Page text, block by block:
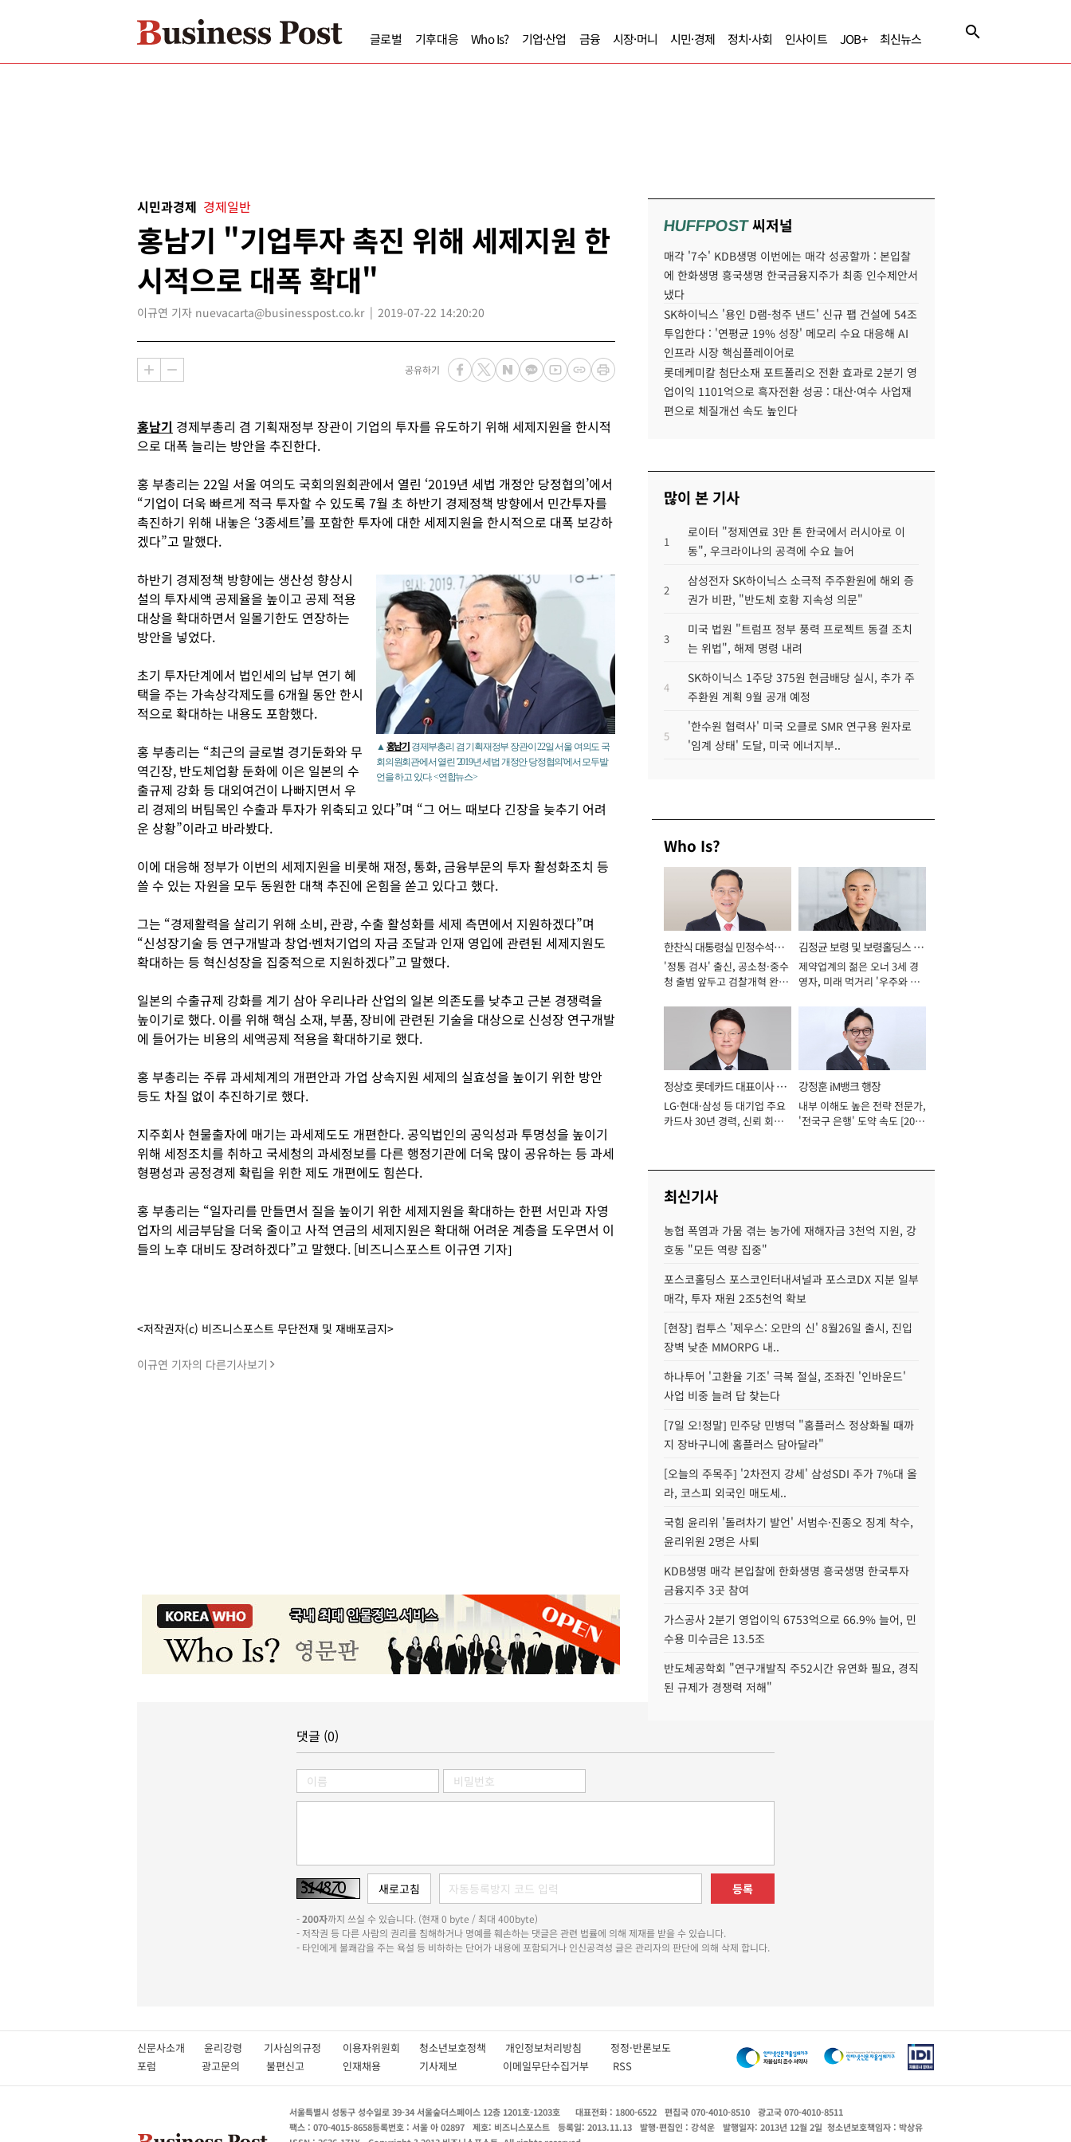
글로벌 기후대응 Who Is? 기업·산업 금융 시장·머니 시민·경제 정치·사회 인사이트 JOB+ 최신뉴스
시민과경제 경제일반
홍남기 "기업투자 촉진 위해 세제지원 한
시적으로 대폭 확대"
이규연 기자 nuevacarta@businesspost.co.kr 2019-07-22 14:20:20
공유하기
홍남기 경제부총리 겸 기획재정부 장관이 기업의 투자를 유도하기 위해 세제지원을 한시적
으로 대폭 늘리는 방안을 추진한다.
홍 부총리는 22일 서울 여의도 국회의원회관에서 열린 ‘2019년 세법 개정안 당정협의’에서
“기업이 더욱 빠르게 적극 투자할 수 있도록 7월 초 하반기 경제정책 방향에서 민간투자를
촉진하기 위해 내놓은 ‘3종세트’를 포함한 투자에 대한 세제지원을 한시적으로 대폭 보강하
겠다”고 말했다.
▲ 홍남기 경제부총리 겸 기획재정부 장관이 22일 서울 여의도 국
회의원회관에서 열린 '2019년 세법 개정안 당정협의'에서 모두발
언을 하고 있다. <연합뉴스>
하반기 경제정책 방향에는 생산성 향상시
설의 투자세액 공제율을 높이고 공제 적용
대상을 확대하면서 일몰기한도 연장하는
방안을 넣었다.
초기 투자단계에서 법인세의 납부 연기 혜
택을 주는 가속상각제도를 6개월 동안 한시
적으로 확대하는 내용도 포함했다.
홍 부총리는 “최근의 글로벌 경기둔화와 무
역긴장, 반도체업황 둔화에 이은 일본의 수
출규제 강화 등 대외여건이 나빠지면서 우
리 경제의 버팀목인 수출과 투자가 위축되고 있다”며 “그 어느 때보다 긴장을 늦추기 어려
운 상황”이라고 바라봤다.
이에 대응해 정부가 이번의 세제지원을 비롯해 재정, 통화, 금융부문의 투자 활성화조치 등
쓸 수 있는 자원을 모두 동원한 대책 추진에 온힘을 쏟고 있다고 했다.
그는 “경제활력을 살리기 위해 소비, 관광, 수출 활성화를 세제 측면에서 지원하겠다”며
“신성장기술 등 연구개발과 창업·벤처기업의 자금 조달과 인재 영입에 관련된 세제지원도
확대하는 등 혁신성장을 집중적으로 지원하겠다”고 말했다.
일본의 수출규제 강화를 계기 삼아 우리나라 산업의 일본 의존도를 낮추고 근본 경쟁력을
높이기로 했다. 이를 위해 핵심 소재, 부품, 장비에 관련된 기술을 대상으로 신성장 연구개발
에 들어가는 비용의 세액공제 적용을 확대하기로 했다.
홍 부총리는 주류 과세체계의 개편안과 가업 상속지원 세제의 실효성을 높이기 위한 방안
등도 차질 없이 추진하기로 했다.
지주회사 현물출자에 매기는 과세제도도 개편한다. 공익법인의 공익성과 투명성을 높이기
위해 세정조치를 취하고 국세청의 과세정보를 다른 행정기관에 더욱 많이 공유하는 등 과세
형평성과 공정경제 확립을 위한 제도 개편에도 힘쓴다.
홍 부총리는 “일자리를 만들면서 질을 높이기 위한 세제지원을 확대하는 한편 서민과 자영
업자의 세금부담을 더욱 줄이고 사적 연금의 세제지원은 확대해 어려운 계층을 도우면서 이
들의 노후 대비도 장려하겠다”고 말했다. [비즈니스포스트 이규연 기자]
<저작권자(c) 비즈니스포스트 무단전재 및 재배포금지>
이규연 기자의 다른기사보기
HUFFPOST씨저널
매각 '7수' KDB생명 이번에는 매각 성공할까 : 본입찰
에 한화생명 흥국생명 한국금융지주가 최종 인수제안서
냈다
SK하이닉스 '용인 D램-청주 낸드' 신규 팹 건설에 54조
투입한다 : '연평균 19% 성장' 메모리 수요 대응해 AI
인프라 시장 핵심플레이어로
롯데케미칼 첨단소재 포트폴리오 전환 효과로 2분기 영
업이익 1101억으로 흑자전환 성공 : 대산·여수 사업재
편으로 체질개선 속도 높인다
많이 본 기사
1
로이터 "정제연료 3만 톤 한국에서 러시아로 이
동", 우크라이나의 공격에 수요 늘어
2
삼성전자 SK하이닉스 소극적 주주환원에 해외 증
권가 비판, "반도체 호황 지속성 의문"
3
미국 법원 "트럼프 정부 풍력 프로젝트 동결 조치
는 위법", 해제 명령 내려
4
SK하이닉스 1주당 375원 현금배당 실시, 추가 주
주환원 계획 9월 공개 예정
5
'한수원 협력사' 미국 오클로 SMR 연구용 원자로
'임계 상태' 도달, 미국 에너지부..
Who Is?
한찬식 대통령실 민정수석비
서관
'정통 검사' 출신, 공소청·중수
청 출범 앞두고 검찰개혁 완수
김정균 보령 및 보령홀딩스 대
표이사 사장
제약업계의 젊은 오너 3세 경
영자, 미래 먹거리 '우주와 헬
정상호 롯데카드 대표이사 사
장
LG·현대·삼성 등 대기업 주요
카드사 30년 경력, 신뢰 회복
강정훈 iM뱅크 행장
내부 이해도 높은 전략 전문가,
'전국구 은행' 도약 속도 [2026
최신기사
농협 폭염과 가뭄 겪는 농가에 재해자금 3천억 지원, 강
호동 "모든 역량 집중"
포스코홀딩스 포스코인터내셔널과 포스코DX 지분 일부
매각, 투자 재원 2조5천억 확보
[현장] 컴투스 '제우스: 오만의 신' 8월26일 출시, 진입
장벽 낮춘 MMORPG 내..
하나투어 '고환율 기조' 극복 절실, 조좌진 '인바운드'
사업 비중 늘려 답 찾는다
[7일 오!정말] 민주당 민병덕 "홈플러스 정상화될 때까
지 장바구니에 홈플러스 담아달라"
[오늘의 주목주] '2차전지 강세' 삼성SDI 주가 7%대 올
라, 코스피 외국인 매도세..
국힘 윤리위 '돌려차기 발언' 서범수·진종오 징계 착수,
윤리위원 2명은 사퇴
KDB생명 매각 본입찰에 한화생명 흥국생명 한국투자
금융지주 3곳 참여
가스공사 2분기 영업이익 6753억으로 66.9% 늘어, 민
수용 미수금은 13.5조
반도체공학회 "연구개발직 주52시간 유연화 필요, 경직
된 규제가 경쟁력 저해"
댓글 (0)
등록
-200자까지 쓰실 수 있습니다. (현재 0 byte / 최대 400byte)
- 저작권 등 다른 사람의 권리를 침해하거나 명예를 훼손하는 댓글은 관련 법률에 의해 제재를 받을 수 있습니다.
- 타인에게 불쾌감을 주는 욕설 등 비하하는 단어가 내용에 포함되거나 인신공격성 글은 관리자의 판단에 의해 삭제 합니다.
신문사소개 윤리강령 기사심의규정 이용자위원회 청소년보호정책 개인정보처리방침 정정·반론보도
포럼
광고문의 불편신고 인재채용 기사제보 이메일무단수집거부 RSS
서울특별시 성동구 성수일로 39-34 서울숲더스페이스 12층 1201호-1203호 대표전화 : 1800-6522 편집국 070-4010-8510
광고국 070-4010-8511
팩스 : 070-4015-8658등록번호 : 서울 아 02897 제호: 비즈니스포스트 등록일: 2013.11.13 발행·편집인 : 강석운 발행일자: 2013년 12월 2일 청소년보호책임자 : 박상유